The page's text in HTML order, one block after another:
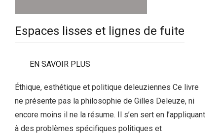
Espaces lisses et lignes de fuite
EN SAVOIR PLUS
Éthique, esthétique et politique deleuziennes Ce livre
ne présente pas la philosophie de Gilles Deleuze, ni
encore moins il ne la résume. Il s’en sert en l’appliquant
à des problèmes spécifiques politiques et